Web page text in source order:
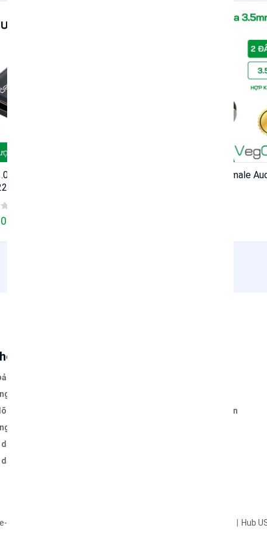
Male to Type-c Famale -
₫
3.5 mm Famale to Famale
của tôi
Đơn hàng
Trả lại
mua hàng
thanh quán VNPAY-QR
Thanh toán và Giao nhận
C Hub